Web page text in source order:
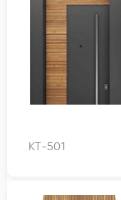
KT-501